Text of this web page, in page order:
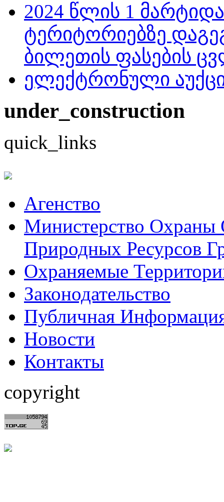
2024 წლის 1
ტერიტორიებზე
ბილეთის ფასების
ელექტრონული
under_construction
quick_links
Aгенство
Министерство
Природных Ресурсов
Охраняемые
Законодательство
Публичная
Hовости
Контакты
copyright